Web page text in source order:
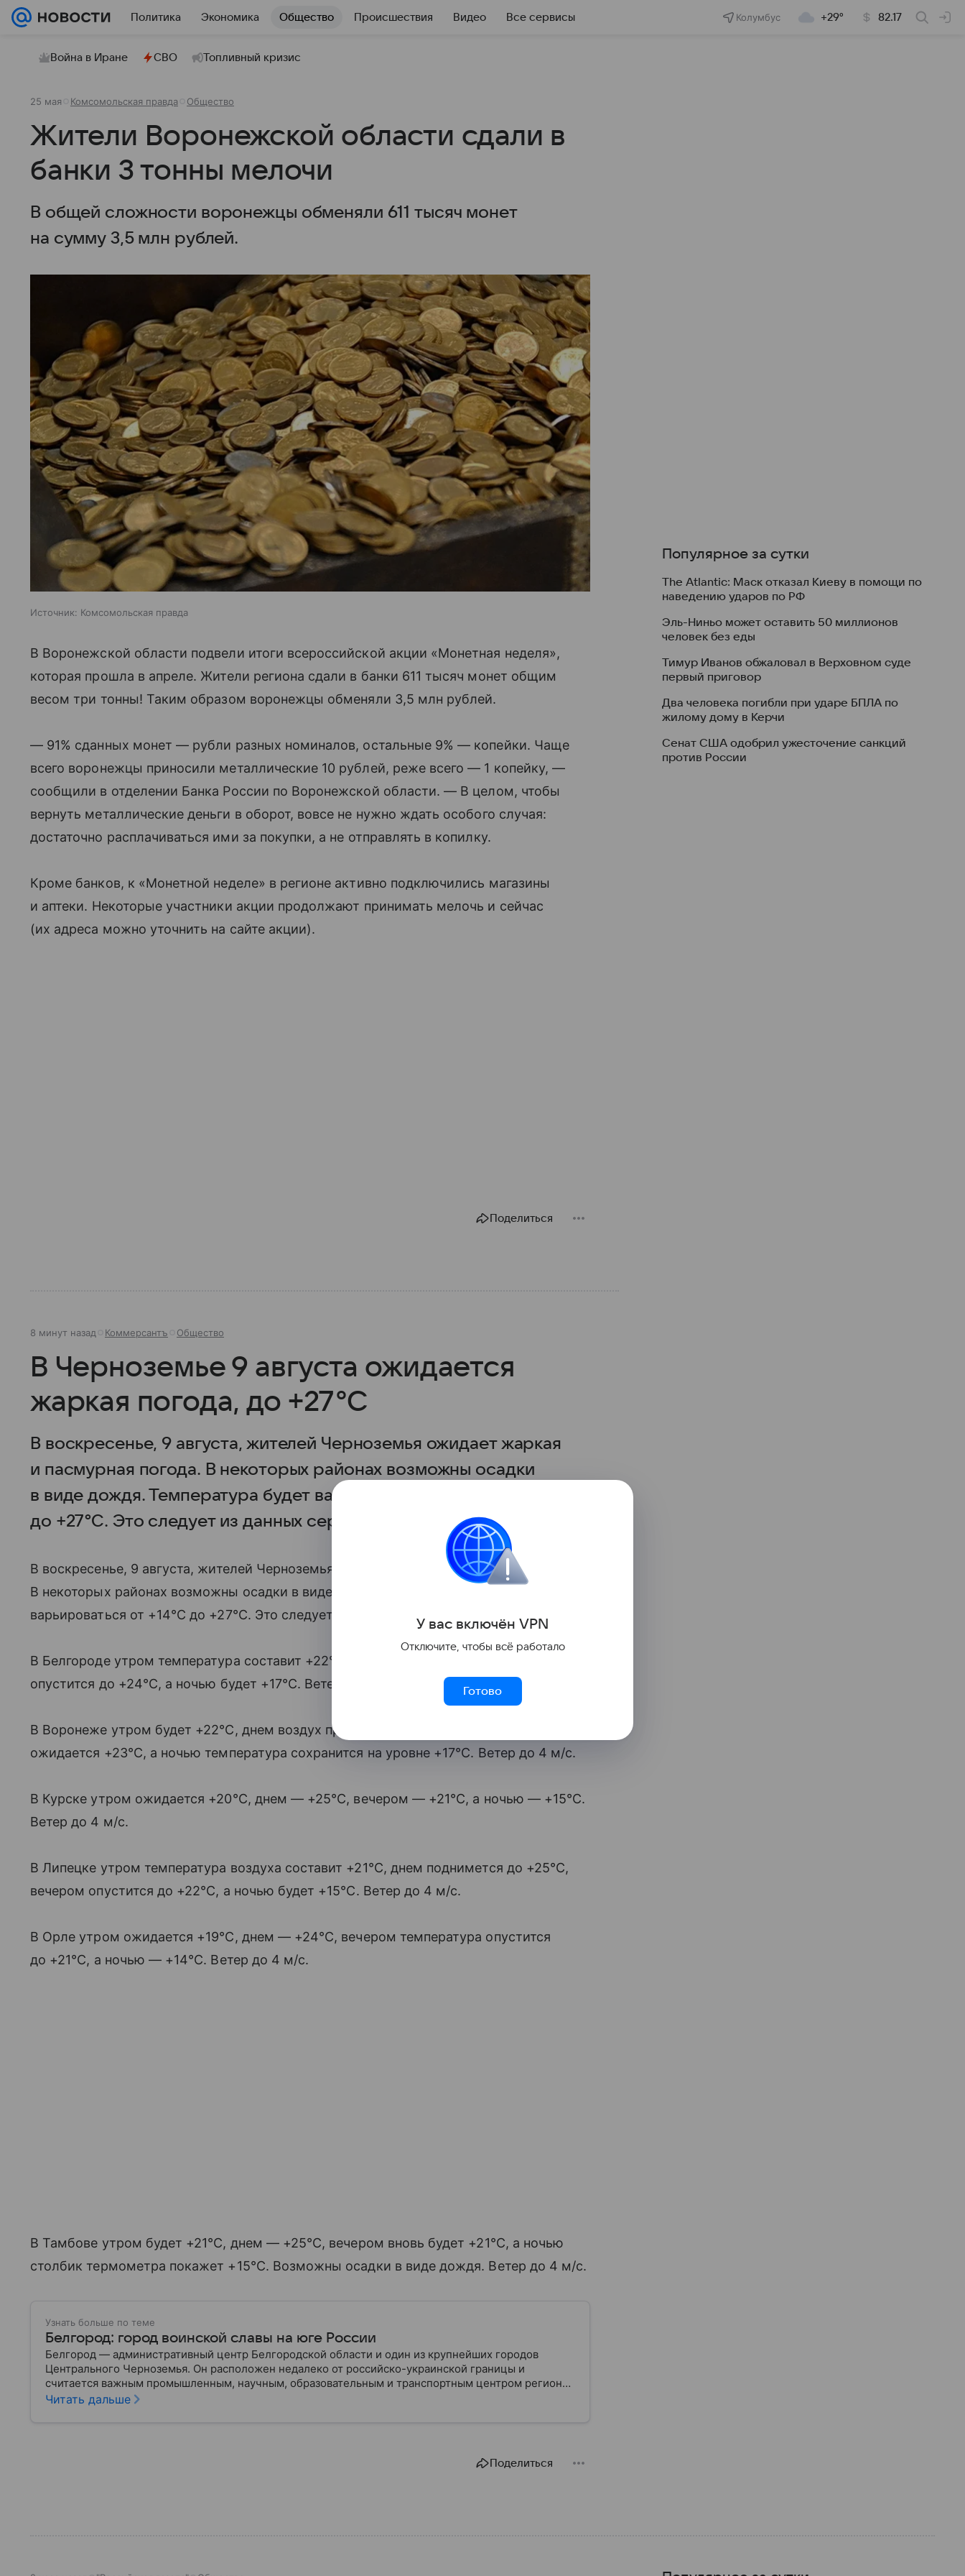
Политика Экономика Общество Происшествия Видео Все сервисы Колумбус +29° 82.17
Война в Иране СВО Топливный кризис
25 мая Комсомольская правда Общество
Жители Воронежской области сдали в
банки 3 тонны мелочи
В общей сложности воронежцы обменяли 611 тысяч монет
на сумму 3,5 млн рублей.
Источник: Комсомольская правда
В Воронежской области подвели итоги всероссийской акции «Монетная неделя»,
которая прошла в апреле. Жители региона сдали в банки 611 тысяч монет общим
весом три тонны! Таким образом воронежцы обменяли 3,5 млн рублей.
— 91% сданных монет — рубли разных номиналов, остальные 9% — копейки. Чаще
всего воронежцы приносили металлические 10 рублей, реже всего — 1 копейку, —
сообщили в отделении Банка России по Воронежской области. — В целом, чтобы
вернуть металлические деньги в оборот, вовсе не нужно ждать особого случая:
достаточно расплачиваться ими за покупки, а не отправлять в копилку.
Кроме банков, к «Монетной неделе» в регионе активно подключились магазины
и аптеки. Некоторые участники акции продолжают принимать мелочь и сейчас
(их адреса можно уточнить на сайте акции).
Поделиться
8 минут назад Коммерсантъ Общество
В Черноземье 9 августа ожидается
жаркая погода, до +27°C
В воскресенье, 9 августа, жителей Черноземья ожидает жаркая
и пасмурная погода. В некоторых районах возможны осадки
в виде дождя. Температура будет варьироваться от +14°C
до +27°C. Это следует из данных сервиса «Яндекс Погода».
В воскресенье, 9 августа, жителей Черноземья ожидает жаркая и пасмурная погода.
В некоторых районах возможны осадки в виде дождя. Температура будет
варьироваться от +14°C до +27°C. Это следует из данных сервиса «
В Белгороде утром температура составит +22°C, днем поднимется до +27°C, вечером
опустится до +24°C, а ночью будет +17°C. Ветер до 4 м/с.
В Воронеже утром будет +22°C, днем воздух прогреется до +25°C, вечером
ожидается +23°C, а ночью температура сохранится на уровне +17°C. Ветер до 4 м/с.
В Курске утром ожидается +20°C, днем — +25°C, вечером — +21°C, а ночью — +15°C.
Ветер до 4 м/с.
В Липецке утром температура воздуха составит +21°C, днем поднимется до +25°C,
вечером опустится до +22°C, а ночью будет +15°C. Ветер до 4 м/с.
В Орле утром ожидается +19°C, днем — +24°C, вечером температура опустится
до +21°C, а ночью — +14°C. Ветер до 4 м/с.
В Тамбове утром будет +21°C, днем — +25°C, вечером вновь будет +21°C, а ночью
столбик термометра покажет +15°C. Возможны осадки в виде дождя. Ветер до 4 м/с.
Узнать больше по теме
Белгород: город воинской славы на юге России
Белгород — административный центр Белгородской области и один из крупнейших городов
Центрального Черноземья. Он расположен недалеко от российско-украинской границы и
считается важным промышленным, научным, образовательным и транспортным центром региона.
За свою историю город неоднократно становился ареной крупных военных событий, а сегодня
Читать дальше
Поделиться
Популярное за сутки
The Atlantic: Маск отказал Киеву в помощи по
наведению ударов по РФ
Эль-Ниньо может оставить 50 миллионов
человек без еды
Тимур Иванов обжаловал в Верховном суде
первый приговор
Два человека погибли при ударе БПЛА по
жилому дому в Керчи
Сенат США одобрил ужесточение санкций
против России
У вас включён VPN
Отключите, чтобы всё работало
Готово